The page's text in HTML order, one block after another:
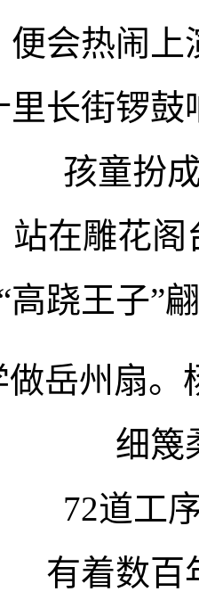
便会热闹上
里长街锣鼓
孩童扮
站在雕花阁
高跷王子”
岳州扇。
细篾
72道工
有着数百